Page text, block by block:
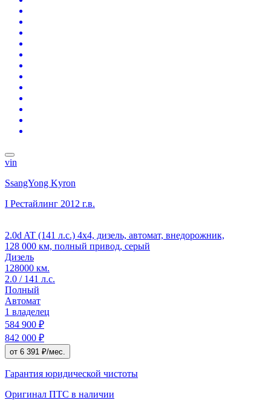
vin
SsangYong Kyron
I Рестайлинг 2012 г.в.
2.0d AT (141 л.с.) 4x4, дизель, автомат, внедорожник,
128 000 км, полный привод, серый
Дизель
128000 км.
2.0 / 141 л.с.
Полный
Автомат
1 владелец
584 900 ₽
842 000 ₽
от 6 391 ₽/мес.
Гарантия юридической чистоты
Оригинал ПТС в наличии